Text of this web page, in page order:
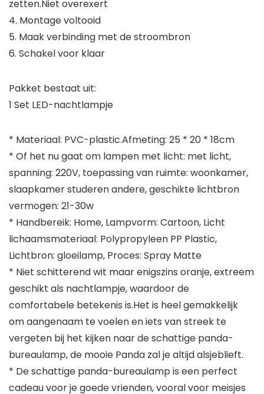
zetten.Niet overexert
4. Montage voltooid
5. Maak verbinding met de stroombron
6. Schakel voor klaar
Pakket bestaat uit:
1 Set LED-nachtlampje
* Materiaal: PVC-plastic.Afmeting: 25 * 20 * 18cm
* Of het nu gaat om lampen met licht: met licht,
spanning: 220V, toepassing van ruimte: woonkamer,
slaapkamer studeren andere, geschikte lichtbron
vermogen: 21-30w
* Handbereik: Home, Lampvorm: Cartoon, Licht
lichaamsmateriaal: Polypropyleen PP Plastic,
Lichtbron: gloeilamp, Proces: Spray Matte
* Niet schitterend wit maar enigszins oranje, extreem
geschikt als nachtlampje, waardoor de
comfortabele betekenis is.Het is heel gemakkelijk
om aangenaam te voelen en iets van streek te
vergeten bij het kijken naar de schattige panda-
bureaulamp, de mooie Panda zal je altijd alsjeblieft.
* De schattige panda-bureaulamp is een perfect
cadeau voor je goede vrienden, vooral voor meisjes